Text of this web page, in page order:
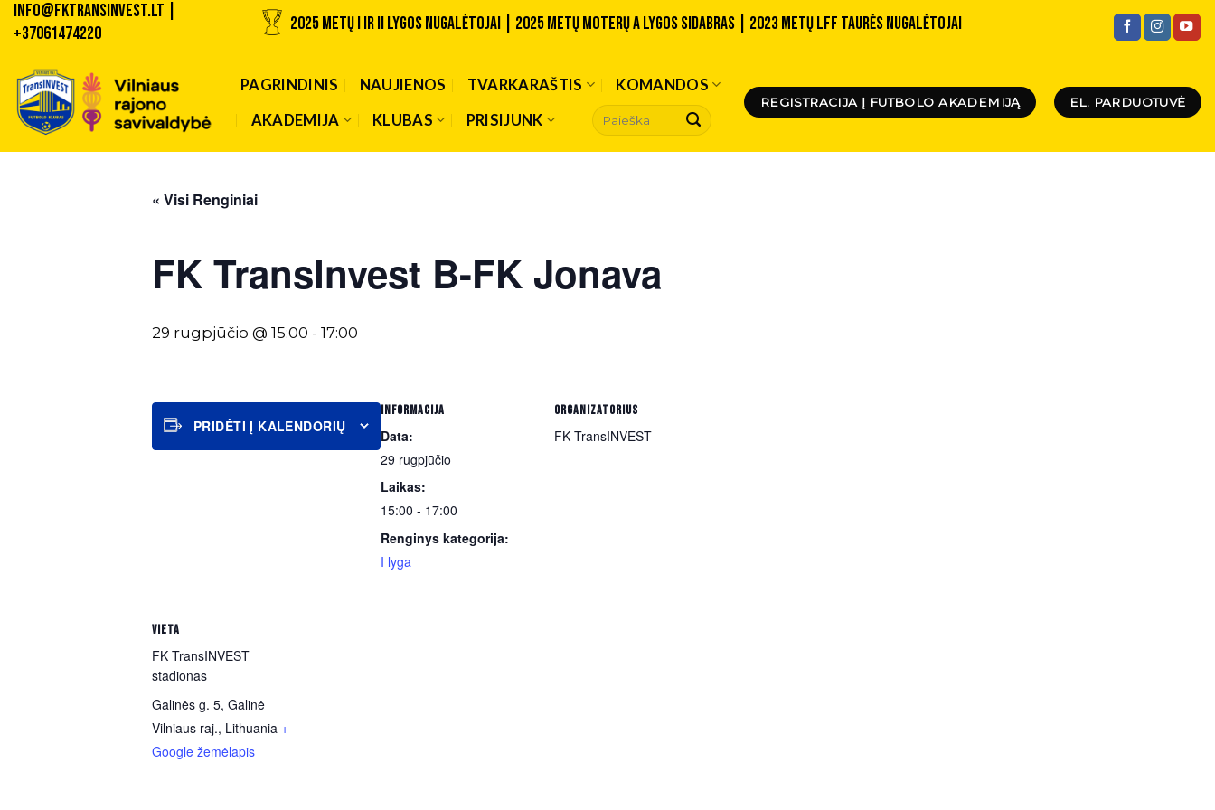
Skip
to
INFO@fktransinvest.lt |
+37061474220
2025 METŲ I ir II lygos nugalėtojai | 2025 metų Moterų A lygos sidabras | 2023 METŲ LFF TAURĖS NUGALĖTOJAI
PAGRINDINIS NAUJIENOS TVARKARAŠTIS
KOMANDOS
AKADEMIJA
KLUBAS PRISIJUNK
REGISTRACIJA Į FUTBOLO AKADEMIJĄ EL. PARDUOTUVĖ
« Visi Renginiai
FK TransInvest B-FK Jonava
29 rugpjūčio @ 15:00 - 17:00
PRIDĖTI Į KALENDORIŲ
INFORMACIJA
Data:
29 rugpjūčio
Laikas:
15:00 - 17:00
Renginys kategorija:
I lyga
ORGANIZATORIUS
FK TransINVEST
VIETA
FK TransINVEST
stadionas
Galinės g. 5, Galinė
Vilniaus raj., Lithuania +
Google žemėlapis